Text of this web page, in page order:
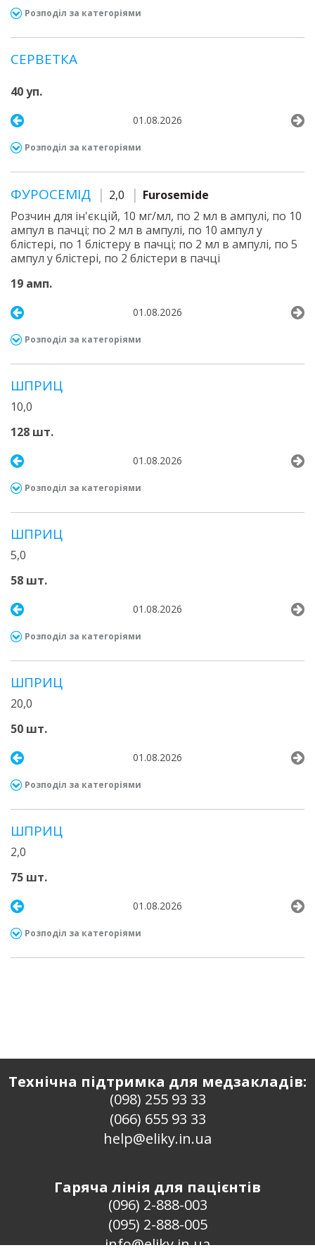
Розподіл за категоріями
СЕРВЕТКА
40 уп.
01.08.2026
Розподіл за категоріями
ФУРОСЕМІД 2,0
Furosemide
Розчин для ін'єкцій, 10 мг/мл, по 2 мл в ампулі, по 10
ампул в пачці; по 2 мл в ампулі, по 10 ампул у
блістері, по 1 блістеру в пачці; по 2 мл в ампулі, по 5
ампул у блістері, по 2 блістери в пачці
19 амп.
01.08.2026
Розподіл за категоріями
ШПРИЦ
10,0
128 шт.
01.08.2026
Розподіл за категоріями
ШПРИЦ
5,0
58 шт.
01.08.2026
Розподіл за категоріями
ШПРИЦ
20,0
50 шт.
01.08.2026
Розподіл за категоріями
ШПРИЦ
2,0
75 шт.
01.08.2026
Розподіл за категоріями
Технічна підтримка для медзакладів:
(098) 255 93 33
(066) 655 93 33
help@eliky.in.ua
Гаряча лінія для пацієнтів
(096) 2-888-003
(095) 2-888-005
info@eliky.in.ua